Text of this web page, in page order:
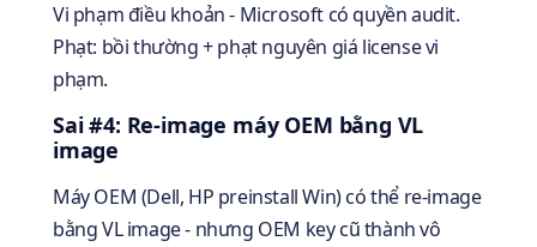
Vi phạm điều khoản - Microsoft có quyền audit.
Phạt: bồi thường + phạt nguyên giá license vi
phạm.
Sai #4: Re-image máy OEM bằng VL
image
Máy OEM (Dell, HP preinstall Win) có thể re-image
bằng VL image - nhưng OEM key cũ thành vô